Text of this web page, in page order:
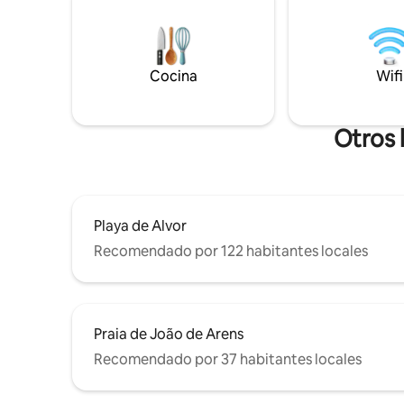
atractivas vistas al mar y playas
impresionantes. Muy cerca tienes
muchas cosas que visitar, descubrir,
disfrutar de la frescura del Atlántico, la
sensación
está a
Cocina Wifi
Otros
Playa de Alvor
Recomendado por 122 habitantes locales
Praia de João de Arens
Recomendado por 37 habitantes locales